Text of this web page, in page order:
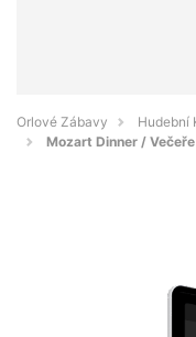
Orlové Zábavy
Hudební
Mozart Dinner /